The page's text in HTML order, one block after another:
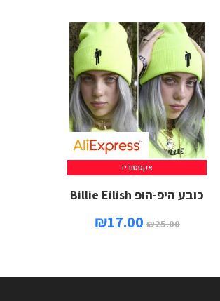
אקססוריז
כובע היפ-הופ Billie Eilish
₪25.00
₪17.00